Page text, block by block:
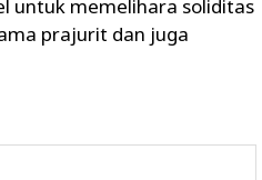
untuk memelihara soliditas
prajurit dan juga